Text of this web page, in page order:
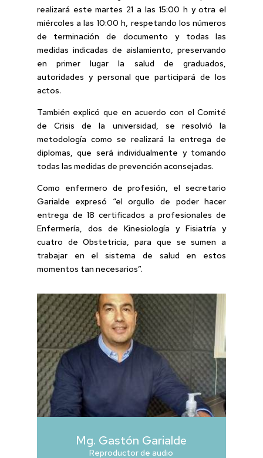
realizará este martes 21 a las 15:00 h y otra el
miércoles a las 10:00 h, respetando los números
de terminación de documento y todas las
medidas indicadas de aislamiento, preservando
en primer lugar la salud de graduados,
autoridades y personal que participará de los
actos.
También explicó que en acuerdo con el Comité
de Crisis de la universidad, se resolvió la
metodología como se realizará la entrega de
diplomas, que será individualmente y tomando
todas las medidas de prevención aconsejadas.
Como enfermero de profesión, el secretario
Garialde expresó “el orgullo de poder hacer
entrega de 18 certificados a profesionales de
Enfermería, dos de Kinesiología y Fisiatría y
cuatro de Obstetricia, para que se sumen a
trabajar en el sistema de salud en estos
momentos tan necesarios”.
Mg. Gastón Garialde
Reproductor de audio